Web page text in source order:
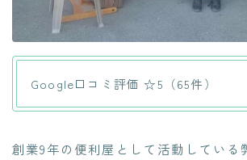
Google口コミ評価 ☆5（65件）
創業9年の便利屋として活動している